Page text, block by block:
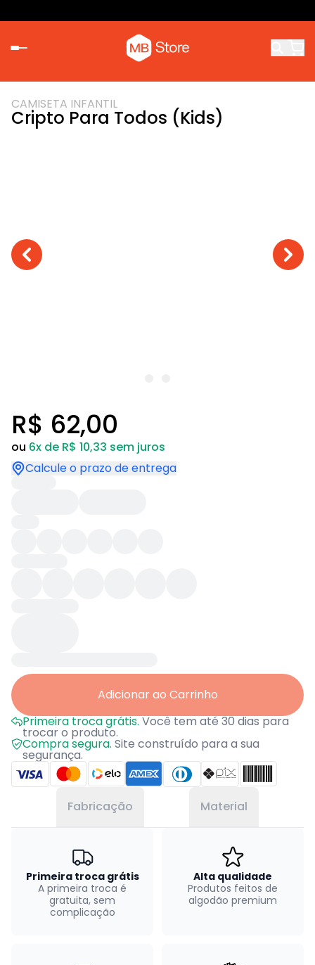
CAMISETA INFANTIL
Cripto Para Todos (Kids)
R$ 62,00
ou 6x de R$ 10,33 sem juros
Calcule o prazo de entrega
Adicionar ao Carrinho
Primeira troca grátis.Você tem até 30 dias para
trocar o produto.
Compra segura. Site construído para a sua
segurança.
Fabricação Material
Primeira troca grátis
A primeira troca é
gratuita, sem
complicação
Alta qualidade
Produtos feitos de
algodão premium